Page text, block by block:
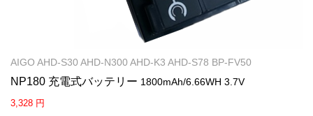
AIGO AHD-S30 AHD-N300 AHD-K3 AHD-S78 BP-FV50
NP180 充電式バッテリー 1800mAh/6.66WH 3.7V
3,328 円